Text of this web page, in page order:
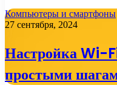
Компьютеры и смартфоны
27 сентября, 2024
Настройка Wi-
простыми